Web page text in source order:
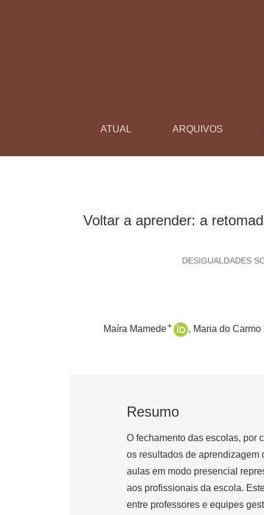
ATUAL ARQUIVOS
Voltar a aprender: a
DESIGUALDADES
Maíra Mamede+ Maria do
Resumo
O fechamento das escolas, por
os resultados de aprendizagem
aulas em modo presencial
aos profissionais da escola.
entre professores e equipes